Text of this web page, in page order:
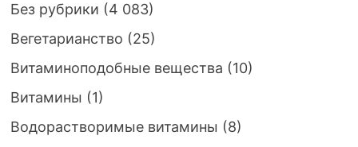
Без рубрики (4 083)
Вегетарианство (25)
Витаминоподобные вещества (10)
Витамины (1)
Водорастворимые витамины (8)